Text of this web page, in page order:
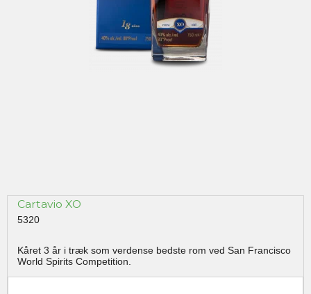
Cartavio XO
5320
Kåret 3 år i træk som verdense bedste rom ved San Francisco
World Spirits Competition.